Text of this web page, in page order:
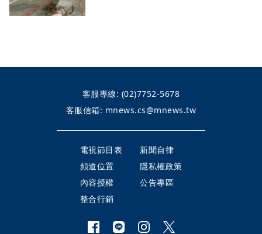
客服專線: (02)7752-5678
客服信箱: mnews.cs@mnews.tw
電視節目表
新聞自律
頻道位置
隱私權政策
內容授權
公告專區
整合行銷